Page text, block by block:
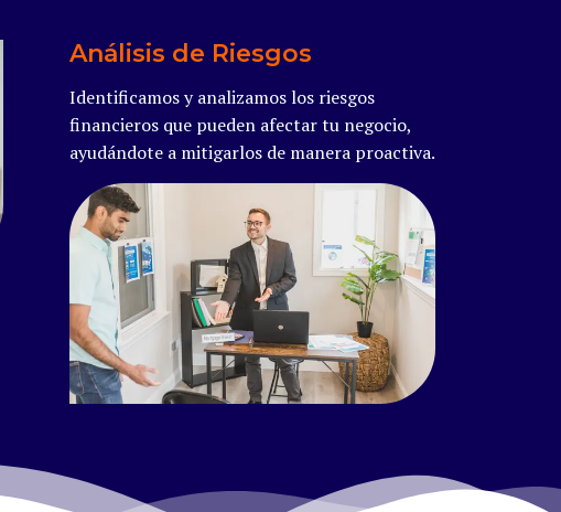
Análisis de Riesgos
Identificamos y analizamos los riesgos
financieros que pueden afectar tu negocio,
ayudándote a mitigarlos de manera proactiva.
Read more